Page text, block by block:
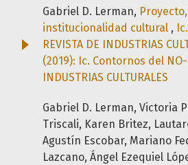
Gabriel D. Lerman,
institucionalidad cultural ,
REVISTA DE INDUSTRIAS
(2019): Ic. Contornos del NO-
INDUSTRIAS CULTURALES
Gabriel D. Lerman, Victoria
Triscali, Karen Britez,
Agustín Escobar, Mariano
Lazcano, Ángel Ezequiel